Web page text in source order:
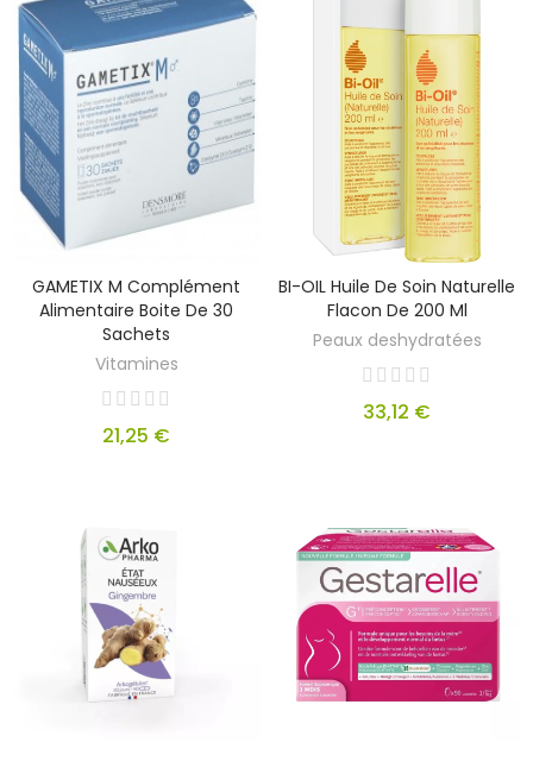
GAMETIX M Complément
Alimentaire Boite De 30
Sachets
Vitamines
21,25 €
BI-OIL Huile De Soin Naturelle
Flacon De 200 Ml
Peaux deshydratées
33,12 €